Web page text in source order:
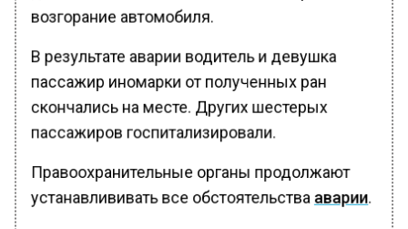
возгорание автомобиля.
В результате аварии водитель и девушка
пассажир иномарки от полученных ран
скончались на месте. Других шестерых
пассажиров госпитализировали.
Правоохранительные органы продолжают
устанавлививать все обстоятельствааварии.